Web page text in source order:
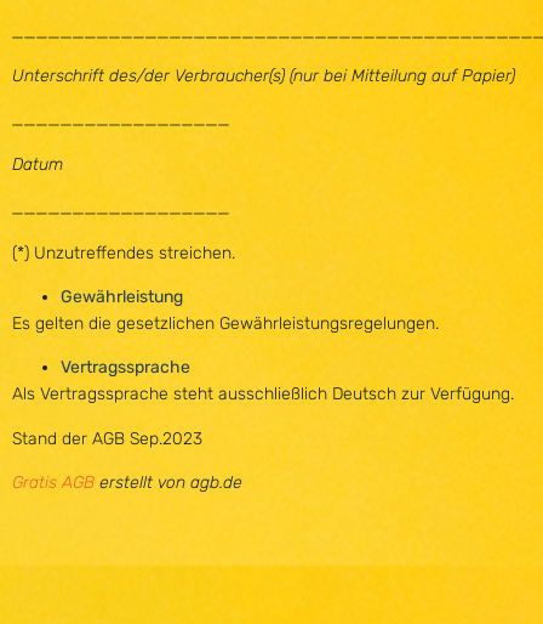
Unterschrift des/der Verbraucher(s) (nur bei Mitteilung auf Papier)
__________________
Datum
__________________
(*) Unzutreffendes streichen.
Gewährleistung
Es gelten die gesetzlichen Gewährleistungsregelungen.
Vertragssprache
Als Vertragssprache steht ausschließlich Deutsch zur Verfügung.
Stand der AGB Sep.2023
Gratis AGB erstellt von agb.de